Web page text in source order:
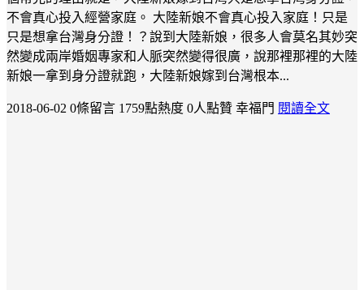
不會真心投入經營家庭。 大陸新娘不會真心投入家庭！只是
只是想拿台灣身分證！？說到大陸新娘，很多人會莫名其妙突
然變成兩岸婚姻專家和人脈突然變得很廣，說那裡那裡的大陸
新娘一拿到身分證就跑，大陸新娘嫁到台灣根本...
2018-06-02 0條留言 1759點熱度 0人點贊 幸福門 閱讀全文